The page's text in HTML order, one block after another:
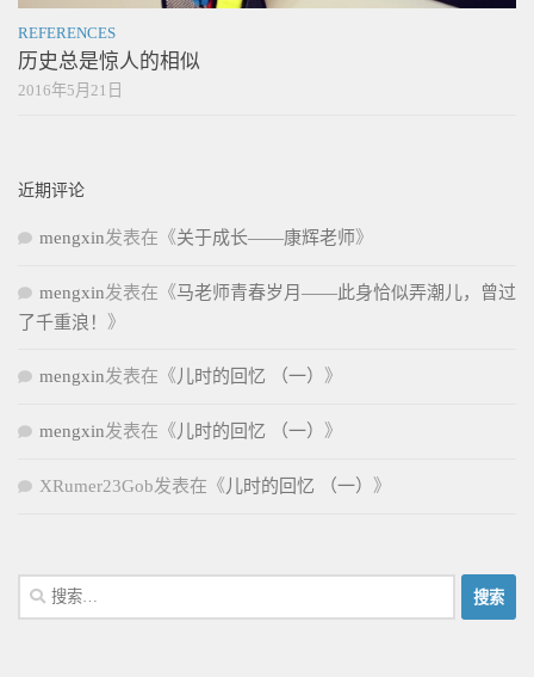
REFERENCES
历史总是惊人的相似
2016年5月21日
近期评论
mengxin发表在《关于成长——康辉老师》
mengxin发表在《马老师青春岁月——此身恰似弄潮儿，曾过
了千重浪！ 》
mengxin发表在《儿时的回忆 （一） 》
mengxin发表在《儿时的回忆 （一） 》
XRumer23Gob发表在《儿时的回忆 （一） 》
搜
索：